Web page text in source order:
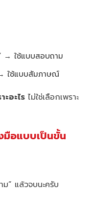
→ ใช้แบบสอบถาม
ใช้แบบสัมภาษณ์
อะไร ไม่ใช่เลือกเพราะ
มือแบบเป็นขั้น
” แล้วจบนะครับ